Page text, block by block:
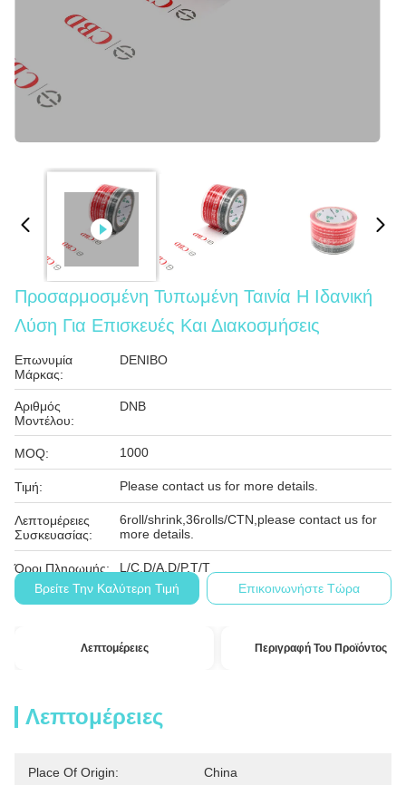
Προσαρμοσμένη Τυπωμένη Ταινία Η Ιδανική
Λύση Για Επισκευές Και Διακοσμήσεις
Επωνυμία
Μάρκας:
DENIBO
Αριθμός
Μοντέλου:
DNB
MOQ: 1000
Τιμή: Please contact us for more details.
Λεπτομέρειες
Συσκευασίας:
6roll/shrink,36rolls/CTN,please contact us for
more details.
Όροι Πληρωμής:
L/C,D/A,D/P,T/T
Βρείτε Την Καλύτερη Τιμή
Επικοινωνήστε Τώρα
Λεπτομέρειες Περιγραφή Του Προϊόντος
Λεπτομέρειες
Place Of Origin: China